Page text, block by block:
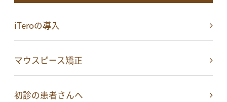
iTeroの導入
マウスピース矯正
初診の患者さんへ